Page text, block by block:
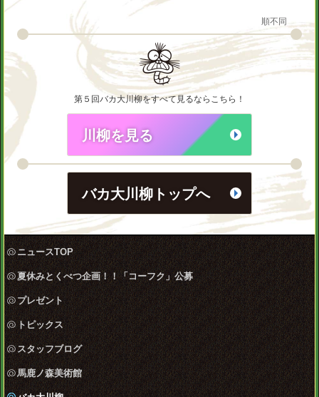
順不同
第５回バカ大川柳をすべて見るならこちら！
川柳を見る
バカ大川柳トップへ
ニュースTOP
夏休みとくべつ企画！！「コーフク」公募
プレゼント
トピックス
スタッフブログ
馬鹿ノ森美術館